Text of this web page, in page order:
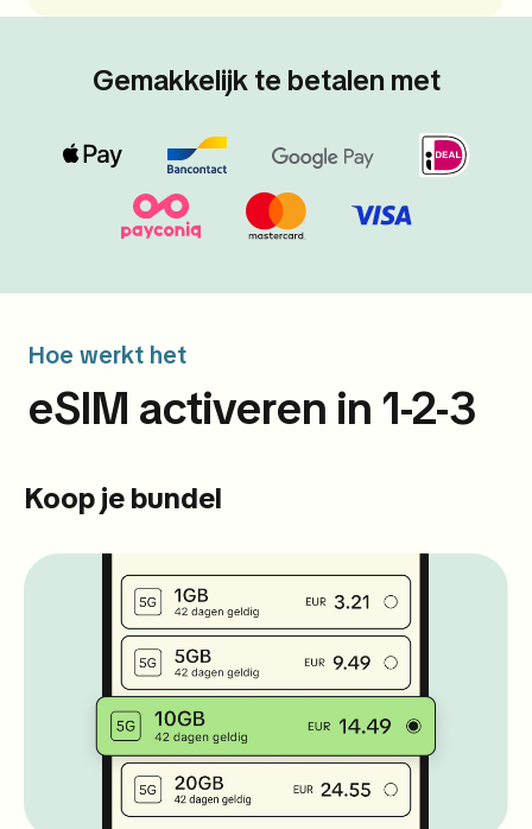
Gemakkelijk te betalen met
Hoe werkt het
eSIM activeren in 1-2-3
Koop je bundel